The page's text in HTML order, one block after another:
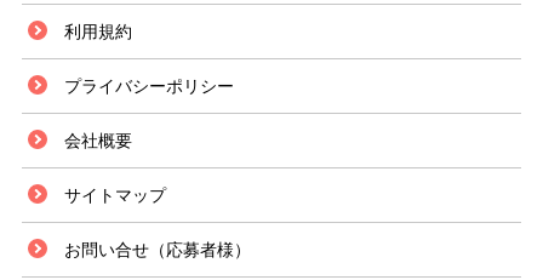
利用規約
プライバシーポリシー
会社概要
サイトマップ
お問い合せ（応募者様）